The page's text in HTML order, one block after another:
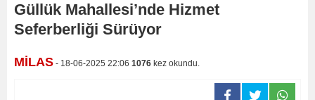
Güllük Mahallesi’nde Hizmet
Seferberliği Sürüyor
MİLAS - 18-06-2025 22:06 1076 kez okundu.